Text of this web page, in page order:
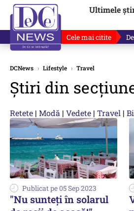
Ultimele
Cele mai citite
DCNews › Lifestyle › Travel
Știri din
Retete | Modă | Vedete | Travel |
Publicat pe 05 Sep 2023
"Nu sunteți în solarul